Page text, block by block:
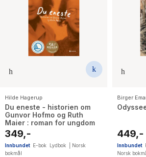
Hilde Hagerup
Du eneste - historien om
Gunvor Hofmo og Ruth
Maier : roman for ungdom
349,-
Innbundet E-bok Lydbok
Norsk
bokmål
Birger
449,-
Innbundet
Norsk